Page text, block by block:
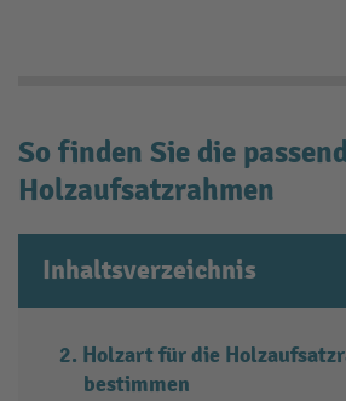
So finden Sie die
Holzaufsatzrahmen
Inhaltsverzeichnis
Holzart für die
bestimmen